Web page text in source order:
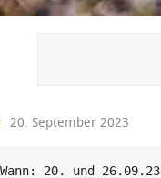
20. September 2023
Wann: 20. und 26.09.23